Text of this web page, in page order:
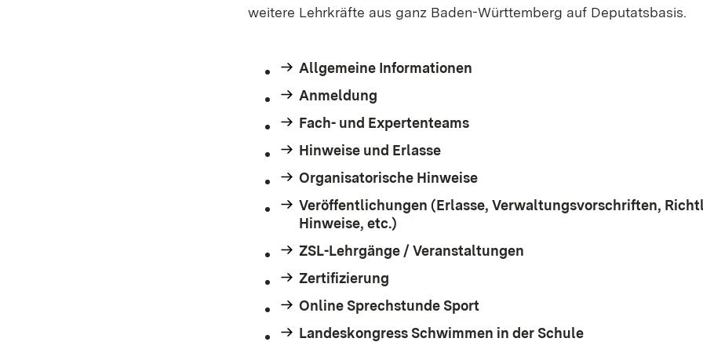
weitere Lehrkräfte aus ganz Baden-Württemberg auf Deputatsbasis.
Allgemeine Informationen
Anmeldung
Fach- und Expertenteams
Hinweise und Erlasse
Organisatorische Hinweise
Veröffentlichungen (Erlasse, Verwaltungsvorschriften,
Hinweise, etc.)
ZSL-Lehrgänge / Veranstaltungen
Zertifizierung
Online Sprechstunde Sport
Landeskongress Schwimmen in der Schule